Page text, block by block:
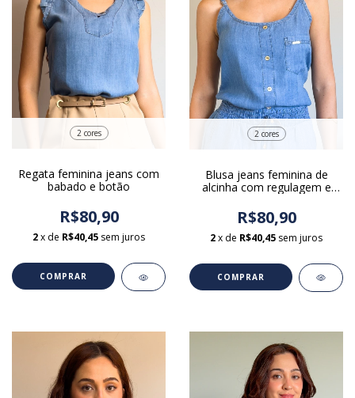
2 cores
Regata feminina jeans com
babado e botão
R$80,90
2x de R$40,45 sem juros
COMPRAR
2 cores
Blusa jeans feminina de
alcinha com regulagem e
R$80,90
2x de R$40,45 sem juros
COMPRAR